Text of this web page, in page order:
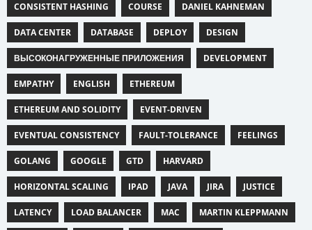
CONSISTENT HASHING COURSE DANIEL KAHNEMAN
DATA CENTER DATABASE DEPLOY DESIGN
ВЫСОКОНАГРУЖЕННЫЕ ПРИЛОЖЕНИЯ DEVELOPMENT
EMPATHY ENGLISH ETHEREUM
ETHEREUM AND SOLIDITY EVENT-DRIVEN
EVENTUAL CONSISTENCY FAULT-TOLERANCE FEELINGS
GOLANG GOOGLE GTD HARVARD
HORIZONTAL SCALING IPAD JAVA JIRA JUSTICE
LATENCY LOAD BALANCER MAC MARTIN KLEPPMANN